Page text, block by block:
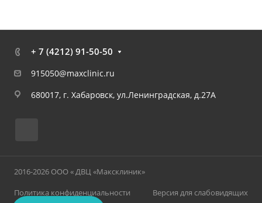
+ 7 (4212) 91-50-50
915050@maxclinic.ru
680017, г. Хабаровск, ул.Ленинградская, д.27А
2016-2026 ООО « ДВЦ «Максклиник»
Политика конфиденциальности
Версия для слабовидящих